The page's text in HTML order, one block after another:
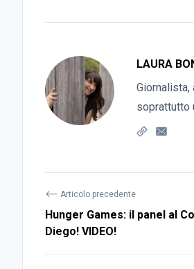
LAURA
soprattutto
⟵ Articolo precedente
Hunger Games: il panel al
Diego! VIDEO!